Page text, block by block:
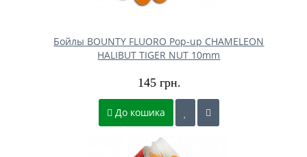
Бойлы BOUNTY FLUORO Pop-up CHAMELEON
HALIBUT TIGER NUT 10mm
145 грн.
До кошика